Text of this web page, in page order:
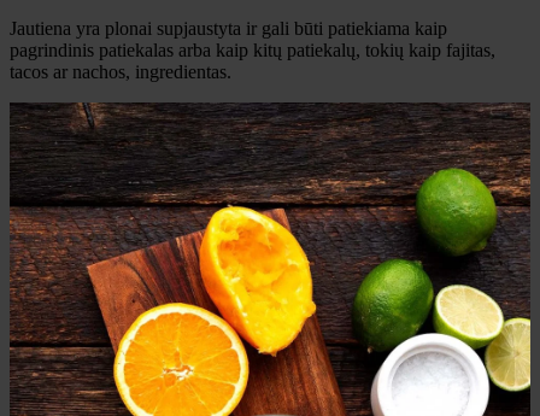
Jautiena yra plonai supjaustyta ir gali būti patiekiama kaip
pagrindinis patiekalas arba kaip kitų patiekalų, tokių kaip fajitas,
tacos ar nachos, ingredientas.